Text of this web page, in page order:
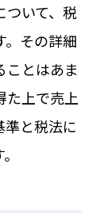
ついて、税
。その詳細
ことはあま
た上で売上
と税法に